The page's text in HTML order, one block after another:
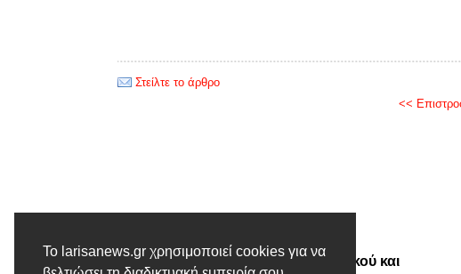
Το larisanews.gr χρησιμοποιεί cookies για να
Στείλτε το άρθρο
<<
Συνάντηση προέδρων Τεχνικού και